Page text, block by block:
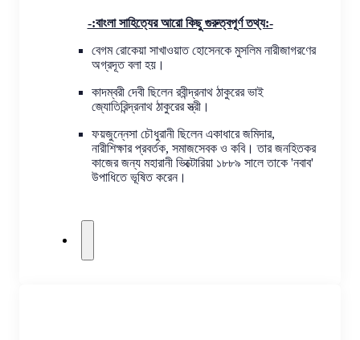
-:বাংলা সাহিত্যের আরো কিছু গুরুত্বপূর্ণ তথ্য:-
বেগম রোকেয়া সাখাওয়াত হোসেনকে মুসলিম নারীজাগরণের
অগ্রদূত বলা হয়।
কাদম্বরী দেবী ছিলেন রবীন্দ্রনাথ ঠাকুরের ভাই
জ্যোতিরিন্দ্রনাথ ঠাকুরের স্ত্রী।
ফয়জুন্নেসা চৌধুরানী ছিলেন একাধারে জমিদার,
নারীশিক্ষার প্রবর্তক, সমাজসেবক ও কবি। তার জনহিতকর
কাজের জন্য মহারানী ভিক্টোরিয়া ১৮৮৯ সালে তাকে 'নবাব'
উপাধিতে ভূষিত করেন।